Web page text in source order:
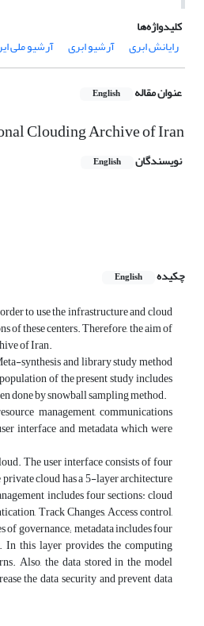
کلیدواژه‌ها
رایانش ابری
آرشیو ابری آرشیو ملی
عنوان مقاله English
Clouding Archive of Iran
نویسندگان English
چکیده
English
to use the infrastructure and cloud
of these centers. Therefore, the aim of
of Iran.
synthesis and library study method
of the present study includes
done by snowball sampling method.
management, communications
interface and metadata which were
The user interface consists of four
cloud has a 5-layer architecture
includes four sections: cloud
Track Changes, Access control,
of governance; metadata includes four
In this layer provides the computing
Also, the data stored in the model
the data security and prevent data